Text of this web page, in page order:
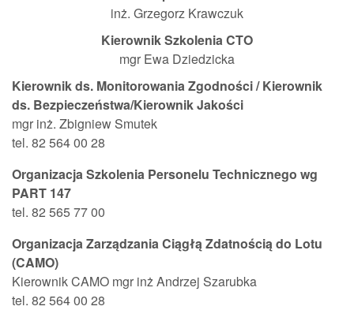
inż. Grzegorz Krawczuk
Kierownik Szkolenia CTO
mgr Ewa Dziedzicka
Kierownik ds. Monitorowania Zgodności / Kierownik
ds. Bezpieczeństwa/Kierownik Jakości
mgr inż. Zbigniew Smutek
tel. 82 564 00 28
Organizacja Szkolenia Personelu Technicznego wg
PART 147
tel. 82 565 77 00
Organizacja Zarządzania Ciągłą Zdatnością do Lotu
(CAMO)
Kierownik CAMO mgr inż Andrzej Szarubka
tel. 82 564 00 28